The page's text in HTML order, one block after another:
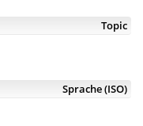
Topic
Sprache (ISO)